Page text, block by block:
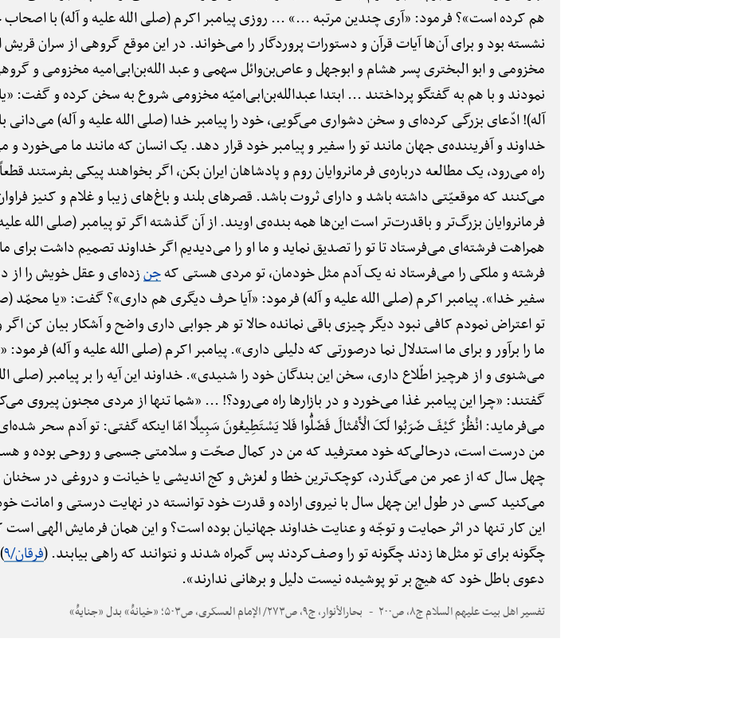
هم کرده است»؟ فرمود: «آری چندین مرتبه ...» ... روزی پیامبر اکرم (صلی الله علیه و آله) با اصحاب
نشسته بود و برای آن‌ها آیات قرآن و دستورات پروردگار را می‌خواند. در این موقع گروهی از سران قریش
مخزومی و ابو البختری پسر هشام و ابوجهل و عاص‌بن‌وائل سهمی و عبد الله‌بن‌ابی‌امیه مخزومی و
نمودند و با هم به گفتگو پرداختند ... ابتدا عبدالله‌بن‌ابی‌امیّه مخزومی شروع به سخن کرده و گفت:
آله)! ادّعای بزرگی کرده‌ای و سخن دشواری می‌گویی، خود را پیامبر خدا (صلی الله علیه و آله) می‌دانی
خداوند و آفریننده‌ی جهان مانند تو را سفیر و پیامبر خود قرار دهد. یک انسان که مانند ما می‌خورد و
راه می‌رود، یک مطالعه درباره‌ی فرمانروایان روم و پادشاهان ایران بکن، اگر بخواهند پیکی بفرستند
می‌کنند که موقعیّتی داشته باشد و دارای ثروت باشد. قصرهای بلند و باغ‌های زیبا و غلام و کنیز
فرمانروایان بزرگ‌تر و باقدرت‌تر است این‌ها همه بنده‌ی اویند. از آن گذشته اگر تو پیامبر (صلی الله
همراهت فرشته‌ای می‌فرستاد تا تو را تصدیق نماید و ما او را می‌دیدیم اگر خداوند تصمیم داشت برای
فرشته و ملکی را می‌فرستاد نه یک آدم مثل خودمان، تو مردی هستی کهجنزده‌ای و عقل خویش را از
سفیر خدا». پیامبر اکرم (صلی الله علیه و آله) فرمود: «آیا حرف دیگری هم داری»؟ گفت: «یا محمّد
تو اعتراض نمودم کافی نبود دیگر چیزی باقی نمانده حالا تو هر جوابی داری واضح و آشکار بیان کن اگر
ما را برآور و برای ما استدلال نما درصورتی که دلیلی داری». پیامبر اکرم (صلی الله علیه و آله) فرمود:
می‌شنوی و از هرچیز اطّلاع داری، سخن این بندگان خود را شنیدی». خداوند این آیه را بر پیامبر (صلی
گفتند: «چرا این پیامبر غذا می‌خورد و در بازارها راه می‌رود؟! ... «شما تنها از مردی مجنون پیروی
می‌فرماید: انْظُرْ کَیْفَ ضَرَبُوا لَکَ الْأَمْثالَ فَضَلُّوا فَلا یَسْتَطِیعُونَ سَبِیلًا امّا اینکه گفتی: تو آدم سحر
من درست است، درحالی‌که خود معترفید که من در کمال صحّت و سلامتی جسمی و روحی بوده و
چهل سال که از عمر من می‌گذرد، کوچک‌ترین خطا و لغزش و کج اندیشی یا خیانت و دروغی در سخنان
می‌کنید کسی در طول این چهل سال با نیروی اراده و قدرت خود توانسته در نهایت درستی و امانت
این کار تنها در اثر حمایت و توجّه و عنایت خداوند جهانیان بوده است؟ و این همان فرمایش الهی
چگونه برای تو مثل‌ها زدند چگونه تو را وصف‌کردند پس گمراه شدند و نتوانند که راهی بیابند. (فرقان/۹
دعوی باطل خود که هیچ بر تو پوشیده نیست دلیل و برهانی ندارند».
تفسیر اهل بیت علیهم السلام ج۸، ص۲۰۰ بحارالأنوار، ج۹، ص۲۷۳/ الإمام العسکری، ص۵۰۳؛ «خیانهًْ» بدل «جنایهًْ»